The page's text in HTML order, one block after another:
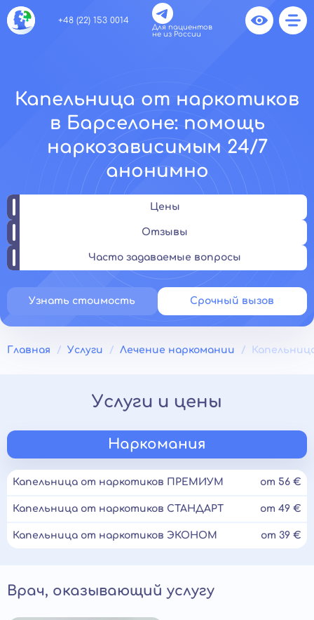
+48 (22) 153 0014
Для пациентов
не из России
Капельница от наркотиков
в Барселоне: помощь
наркозависимым 24/7
анонимно
Цены
Отзывы
Часто задаваемые вопросы
Узнать стоимость Срочный вызов
Главная Услуги Лечение наркомании
Услуги и цены
Наркомания
Капельница от наркотиков ПРЕМИУМ от 56 €
Капельница от наркотиков СТАНДАРТ от 49 €
Капельница от наркотиков ЭКОНОМ от 39 €
Врач, оказывающий услугу